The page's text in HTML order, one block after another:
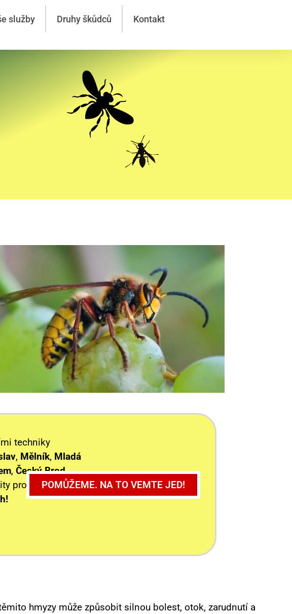
služby Druhy škůdců Kontakt
techniky
, Mělník, Mladá
, Český Brod,
pro okamžitéPOMŮŽEME. NA TO VEMTE JED!
hmyzy může způsobit silnou bolest, otok, zarudnutí a